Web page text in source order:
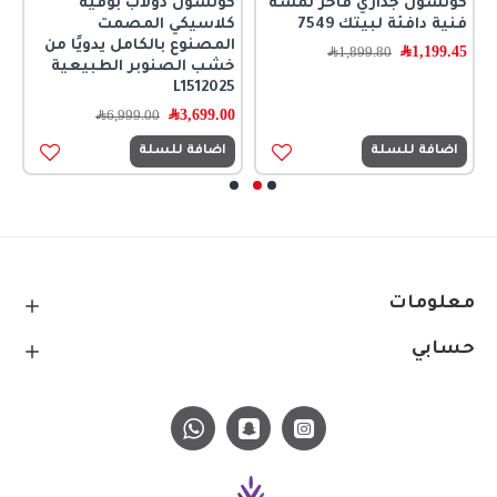
كونسول جداري فاخر لمسة
فنية دافئة لبيتك 7549
1,199.45﷼ 1,899.80﷼
اضافة للسلة
كونسول دولاب بوفيه
كلاسيكي المصمت
المصنوع بالكامل يدويًا من
خشب الصنوبر الطبيعية
L1512025
3,699.00﷼ 6,999.00﷼
اضافة للسلة
معلومات
حسابي